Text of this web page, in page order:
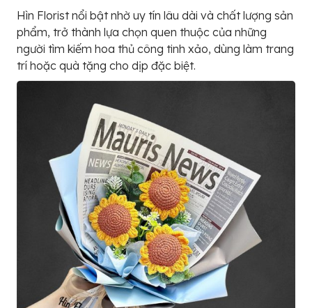
Hìn Florist nổi bật nhờ uy tín lâu dài và chất lượng sản
phẩm, trở thành lựa chọn quen thuộc của những
người tìm kiếm hoa thủ công tinh xảo, dùng làm trang
trí hoặc quà tặng cho dịp đặc biệt.